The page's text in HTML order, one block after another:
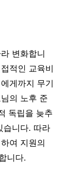
변화합니
적인 교육비
게까지 무기
의 노후 준
독립을 늦추
습니다. 따라
여 지원의
니다.